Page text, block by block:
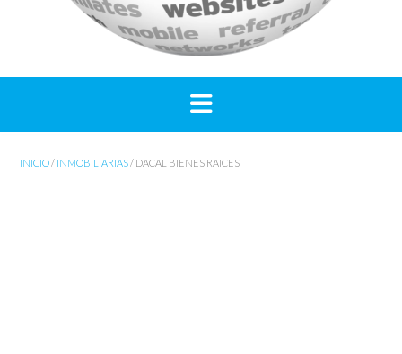
INICIO/ INMOBILIARIAS/ DACAL BIENES RAICES